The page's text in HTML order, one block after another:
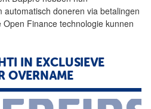
doneren via betalingen
Finance technologie kunnen
IN EXCLUSIEVE
OVERNAME